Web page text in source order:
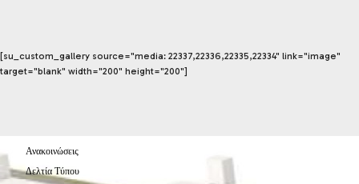
[su_custom_gallery source="media: 22337,22336,22335,22334" link="image"
target="blank" width="200" height="200"]
Ανακοινώσεις
Δελτία Τύπου